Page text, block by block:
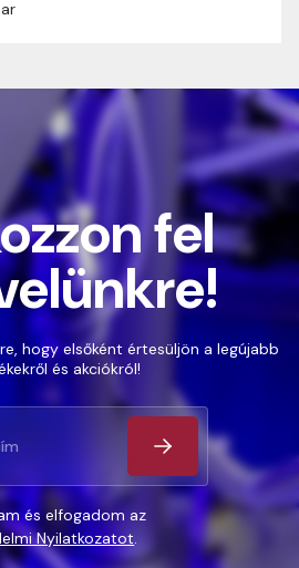
fel
hogy elsőként értesüljön a legújabb
és akciókról!
és elfogadom az
Nyilatkozatot.